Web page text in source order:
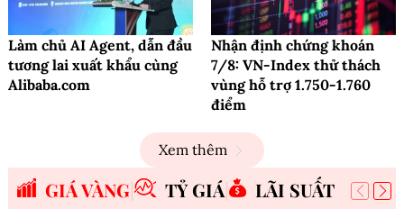
Làm chủ AI Agent, dẫn đầu
tương lai xuất khẩu cùng
Alibaba.com
Nhận định chứng khoán
7/8: VN-Index thử thách
vùng hỗ trợ 1.750-1.760
điểm
Xem thêm
GIÁ VÀNG TỶ GIÁ LÃI SUẤT